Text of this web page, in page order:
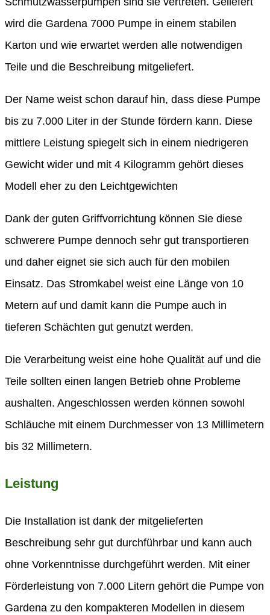
wird die Gardena 7000 Pumpe in einem stabilen
Karton und wie erwartet werden alle notwendigen
Teile und die Beschreibung mitgeliefert.
Der Name weist schon darauf hin, dass diese Pumpe
bis zu 7.000 Liter in der Stunde fördern kann. Diese
mittlere Leistung spiegelt sich in einem niedrigeren
Gewicht wider und mit 4 Kilogramm gehört dieses
Modell eher zu den Leichtgewichten
Dank der guten Griffvorrichtung können Sie diese
schwerere Pumpe dennoch sehr gut transportieren
und daher eignet sie sich auch für den mobilen
Einsatz. Das Stromkabel weist eine Länge von 10
Metern auf und damit kann die Pumpe auch in
tieferen Schächten gut genutzt werden.
Die Verarbeitung weist eine hohe Qualität auf und die
Teile sollten einen langen Betrieb ohne Probleme
aushalten. Angeschlossen werden können sowohl
Schläuche mit einem Durchmesser von 13 Millimetern
bis 32 Millimetern.
Leistung
Die Installation ist dank der mitgelieferten
Beschreibung sehr gut durchführbar und kann auch
ohne Vorkenntnisse durchgeführt werden. Mit einer
Förderleistung von 7.000 Litern gehört die Pumpe von
Gardena zu den kompakteren Modellen in diesem